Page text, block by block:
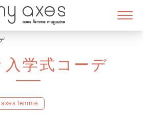
入学式コーデ
axes femme